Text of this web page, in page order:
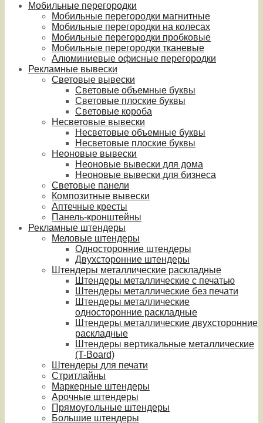
Мобильные перегородки
Мобильные перегородки магнитные
Мобильные перегородки на колесах
Мобильные перегородки пробковые
Мобильные перегородки тканевые
Алюминиевые офисные перегородки
Рекламные вывески
Световые вывески
Световые объемные буквы
Световые плоские буквы
Световые короба
Несветовые вывески
Несветовые объемные буквы
Несветовые плоские буквы
Неоновые вывески
Неоновые вывески для дома
Неоновые вывески для бизнеса
Световые панели
Композитные вывески
Аптечные кресты
Панель-кронштейны
Рекламные штендеры
Меловые штендеры
Односторонние штендеры
Двухсторонние штендеры
Штендеры металлические раскладные
Штендеры металлические с печатью
Штендеры металлические без печати
Штендеры металлические
односторонние раскладные
Штендеры металлические двухсторонние
раскладные
Штендеры вертикальные металлические
(T-Board)
Штендеры для печати
Стритлайны
Маркерные штендеры
Арочные штендеры
Прямоугольные штендеры
Большие штендеры